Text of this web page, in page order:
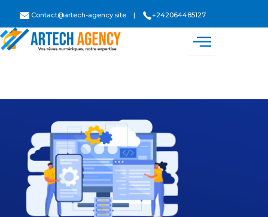
contenu
Contact@artech-agency.site | +242064485127